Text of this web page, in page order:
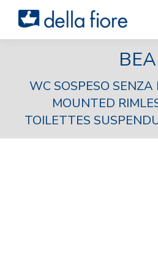
BEA
WC SOSPESO
MOUNTED
TOILETTES